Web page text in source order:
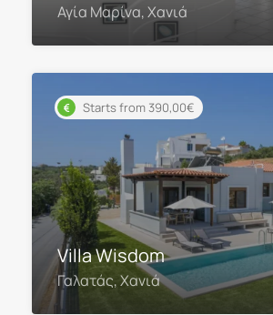
Αγία Μαρίνα, Χανιά
Starts from 390,00€
Villa Wisdom
Γαλατάς, Χανιά